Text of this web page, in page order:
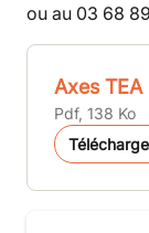
ou au 03 68
Axes TEA
Pdf, 138 Ko